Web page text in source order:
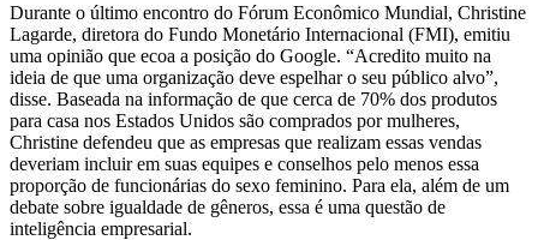
Durante o último encontro do Fórum Econômico Mundial, Christine
Lagarde, diretora do Fundo Monetário Internacional (FMI), emitiu
uma opinião que ecoa a posição do Google. “Acredito muito na
ideia de que uma organização deve espelhar o seu público alvo”,
disse. Baseada na informação de que cerca de 70% dos produtos
para casa nos Estados Unidos são comprados por mulheres,
Christine defendeu que as empresas que realizam essas vendas
deveriam incluir em suas equipes e conselhos pelo menos essa
proporção de funcionárias do sexo feminino. Para ela, além de um
debate sobre igualdade de gêneros, essa é uma questão de
inteligência empresarial.